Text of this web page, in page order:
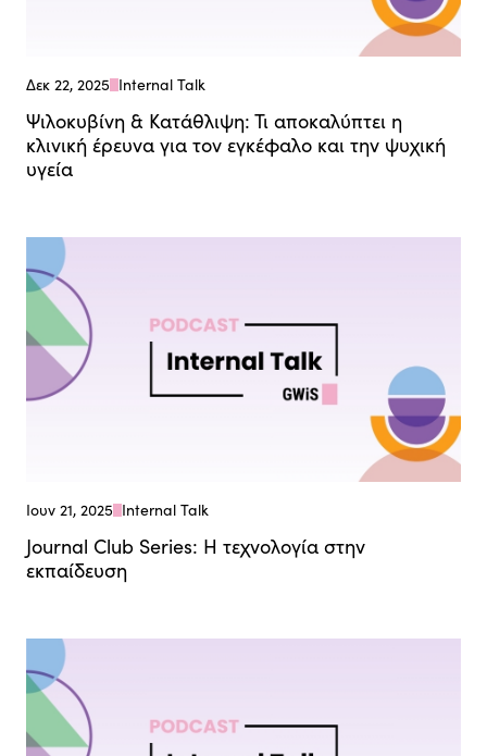
Δεκ 22, 2025 Internal Talk
Ψιλοκυβίνη & Κατάθλιψη: Τι αποκαλύπτει η
κλινική έρευνα για τον εγκέφαλο και την ψυχική
υγεία
Ιουν 21, 2025 Internal Talk
Journal Club Series: Η τεχνολογία στην
εκπαίδευση